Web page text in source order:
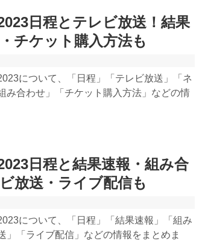
日程とテレビ放送！結果
チケット購入方法も
について、「日程」「テレビ放送」「ネ
み合わせ」「チケット購入方法」などの情
日程と結果速報・組み合
放送・ライブ配信も
について、「日程」「結果速報」「組み
」「ライブ配信」などの情報をまとめま